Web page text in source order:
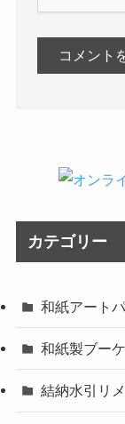
カテゴリー
和紙アート
和紙製ブー
結納水引リ